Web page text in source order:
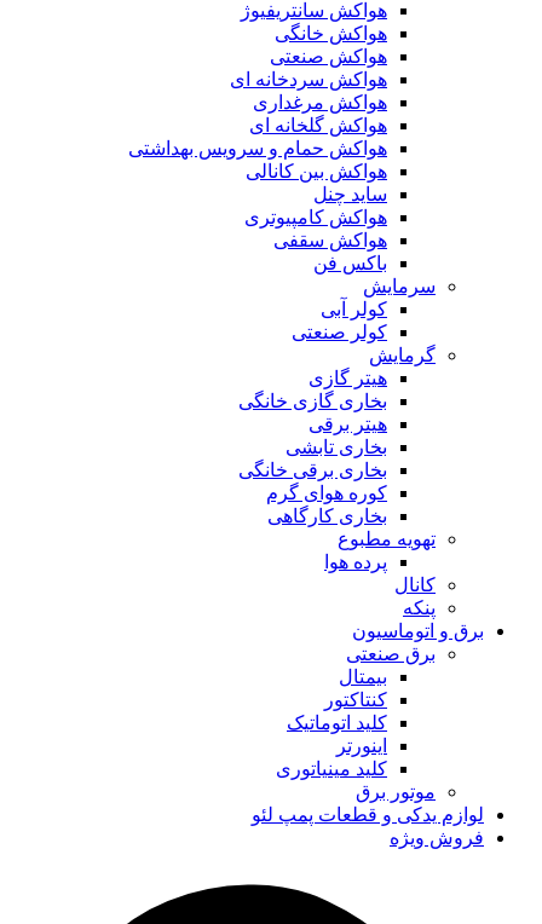
هواکش سانتریفیوژ
هواکش خانگی
هواکش صنعتی
هواکش سردخانه ای
هواکش مرغداری
هواکش گلخانه ای
هواکش حمام و سرویس بهداشتی
هواکش بین کانالی
ساید چنل
هواکش کامپیوتری
هواکش سقفی
باکس فن
سرمایش
کولر آبی
کولر صنعتی
گرمایش
هیتر گازی
بخاری گازی خانگی
هیتر برقی
بخاری تابشی
بخاری برقی خانگی
کوره هوای گرم
بخاری کارگاهی
تهویه مطبوع
پرده هوا
کانال
پنکه
برق و اتوماسیون
برق صنعتی
بیمتال
کنتاکتور
کلید اتوماتیک
اینورتر
کلید مینیاتوری
موتور برق
لوازم یدکی و قطعات پمپ لئو
فروش ویژه